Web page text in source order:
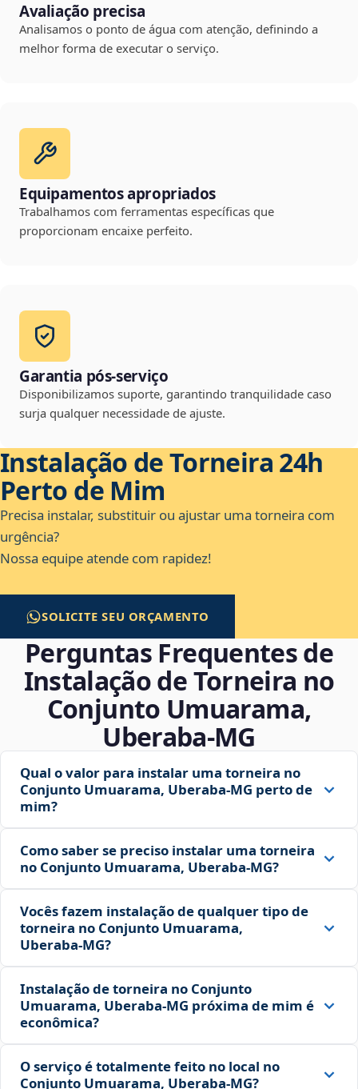
Avaliação precisa
Analisamos o ponto de água com atenção, definindo a
melhor forma de executar o serviço.
Equipamentos apropriados
Trabalhamos com ferramentas específicas que
proporcionam encaixe perfeito.
Garantia pós-serviço
Disponibilizamos suporte, garantindo tranquilidade caso
surja qualquer necessidade de ajuste.
Instalação de Torneira 24h
Perto de Mim
Precisa instalar, substituir ou ajustar uma torneira com
urgência?
Nossa equipe atende com rapidez!
SOLICITE SEU ORÇAMENTO
Perguntas Frequentes de
Instalação de Torneira no
Conjunto Umuarama,
Uberaba‑MG
Qual o valor para instalar uma torneira no
Conjunto Umuarama, Uberaba‑MG perto de
mim?
Como saber se preciso instalar uma torneira
no Conjunto Umuarama, Uberaba‑MG?
Vocês fazem instalação de qualquer tipo de
torneira no Conjunto Umuarama,
Uberaba‑MG?
Instalação de torneira no Conjunto
Umuarama, Uberaba‑MG próxima de mim é
econômica?
O serviço é totalmente feito no local no
Conjunto Umuarama, Uberaba‑MG?